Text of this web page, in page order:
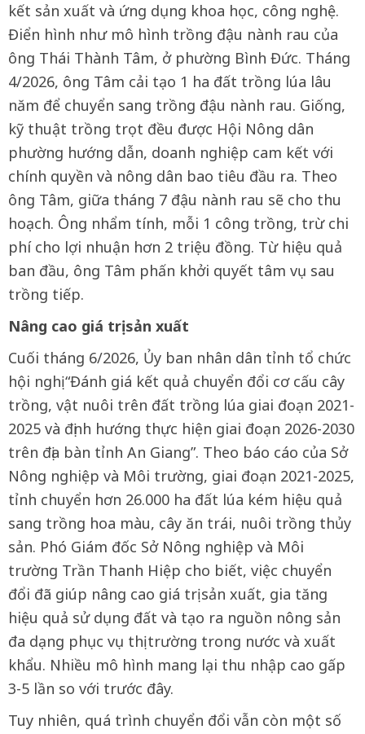
kết sản xuất và ứng dụng khoa học, công nghệ.
Điển hình như mô hình trồng đậu nành rau của
ông Thái Thành Tâm, ở phường Bình Đức. Tháng
4/2026, ông Tâm cải tạo 1 ha đất trồng lúa lâu
năm để chuyển sang trồng đậu nành rau. Giống,
kỹ thuật trồng trọt đều được Hội Nông dân
phường hướng dẫn, doanh nghiệp cam kết với
chính quyền và nông dân bao tiêu đầu ra. Theo
ông Tâm, giữa tháng 7 đậu nành rau sẽ cho thu
hoạch. Ông nhẩm tính, mỗi 1 công trồng, trừ chi
phí cho lợi nhuận hơn 2 triệu đồng. Từ hiệu quả
ban đầu, ông Tâm phấn khởi quyết tâm vụ sau
trồng tiếp.
Nâng cao giá trị sản xuất
Cuối tháng 6/2026, Ủy ban nhân dân tỉnh tổ chức
hội nghị “Đánh giá kết quả chuyển đổi cơ cấu cây
trồng, vật nuôi trên đất trồng lúa giai đoạn 2021-
2025 và định hướng thực hiện giai đoạn 2026-2030
trên địa bàn tỉnh An Giang”. Theo báo cáo của Sở
Nông nghiệp và Môi trường, giai đoạn 2021-2025,
tỉnh chuyển hơn 26.000 ha đất lúa kém hiệu quả
sang trồng hoa màu, cây ăn trái, nuôi trồng thủy
sản. Phó Giám đốc Sở Nông nghiệp và Môi
trường Trần Thanh Hiệp cho biết, việc chuyển
đổi đã giúp nâng cao giá trị sản xuất, gia tăng
hiệu quả sử dụng đất và tạo ra nguồn nông sản
đa dạng phục vụ thị trường trong nước và xuất
khẩu. Nhiều mô hình mang lại thu nhập cao gấp
3-5 lần so với trước đây.
Tuy nhiên, quá trình chuyển đổi vẫn còn một số